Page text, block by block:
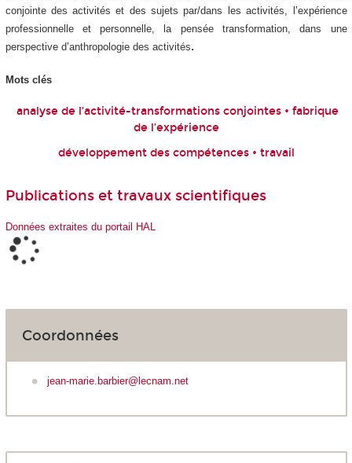
conjointe des activités et des sujets par/dans les activités, l’expérience
professionnelle et personnelle, la pensée transformation, dans une
perspective d’anthropologie des activités.
Mots clés
analyse de l’activité-transformations conjointes • fabrique
de l’expérience
développement des compétences • travail
Publications et travaux scientifiques
Données extraites du portail HAL
Coordonnées
jean-marie.barbier@lecnam.net